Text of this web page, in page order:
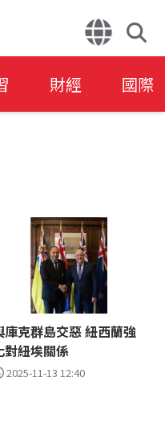
財經 國際
庫克群島交惡 紐西蘭強
對紐埃關係
2025-11-13 12:40